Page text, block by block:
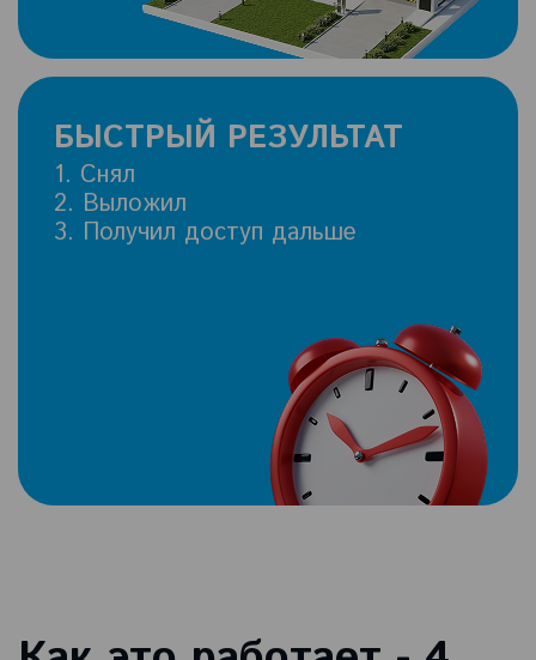
БЫСТРЫЙ РЕЗУЛЬТАТ
1. Снял
2. Выложил
3. Получил доступ дальше